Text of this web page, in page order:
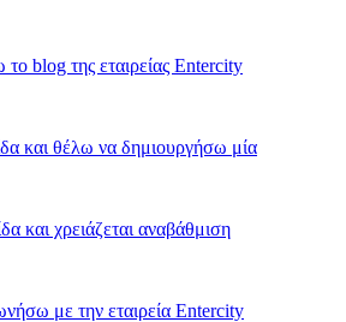
blog της εταιρείας Entercity
και θέλω να δημιουργήσω μία
και χρειάζεται αναβάθμιση
με την εταιρεία Entercity